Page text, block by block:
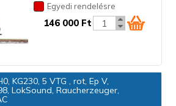
Egyedi rendelésre
146 000 Ft
KG230, 5 VTG , rot, Ep V,
LokSound, Raucherzeuger,